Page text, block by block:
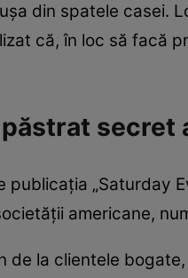
din spatele casei.
că, în loc să facă
păstrat
publicaţia „Saturday
americane,
de la clientele